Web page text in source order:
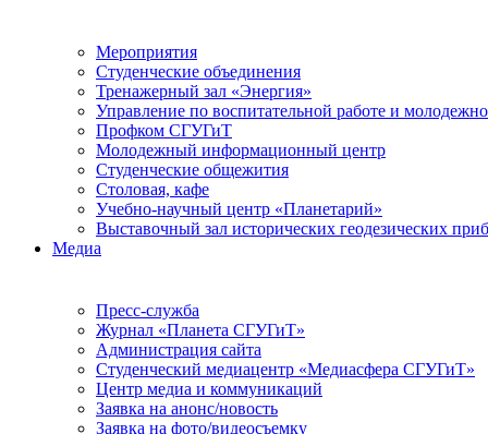
Мероприятия
Студенческие объединения
Тренажерный зал «Энергия»
Управление по воспитательной работе и
Профком СГУГиТ
Молодежный информационный центр
Студенческие общежития
Столовая, кафе
Учебно-научный центр «Планетарий»
Выставочный зал исторических геодезических
Медиа
Пресс-служба
Журнал «Планета СГУГиТ»
Администрация сайта
Студенческий медиацентр «Медиасфера СГУГиТ»
Центр медиа и коммуникаций
Заявка на анонс/новость
Заявка на фото/видеосъемку